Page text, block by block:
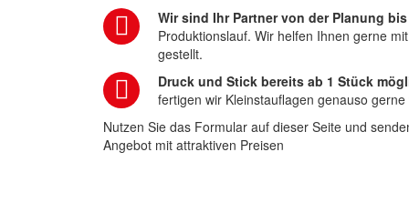
Wir sind Ihr Partner von der Planung
Produktionslauf. Wir helfen Ihnen gerne
gestellt.
Druck und Stick bereits ab 1 Stück
fertigen wir Kleinstauflagen genauso
Nutzen Sie das Formular auf dieser Seite und
Angebot mit attraktiven Preisen